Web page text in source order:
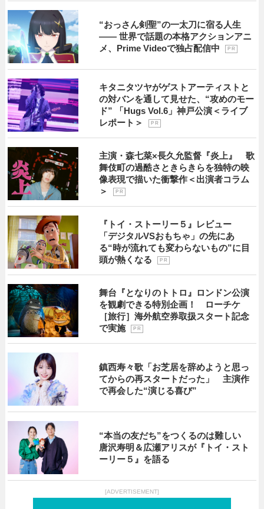
“おっさん剣聖”の一太刀に宿る人生
―― 世界で話題の本格アクションアニ
メ、Prime Videoで独占配信中
P R
キタニタツヤがゲストアーティストと
の対バンを通して見せた、“攻めのモー
ド” 「Hugs Vol.6」神戸公演＜ライブ
レポート＞
P R
主演・森七菜×長久允監督『炎上』 歌
舞伎町の過酷さときらきらを独特の映
像表現で描いた衝撃作＜出演者コラム
＞
P R
『トイ・ストーリー５』レビュー
「デジタルVSおもちゃ」の先にあ
る“時が流れても変わらないもの”に目
頭が熱くなる
P R
舞台『となりのトトロ』ロンドン公演
を観劇できる特別企画！ ローチケ
［旅行］海外航空券取扱スタート記念
で実施
P R
鎮西寿々歌「お芝居を辞めようと思っ
てからの再スタートだった」 主演作
で再会した“演じる喜び”
“本当の友だち”をつくるのは難しい
唐沢寿明＆広瀬アリスが『トイ・スト
ーリー５』を語る
[ADVERTISEMENT]